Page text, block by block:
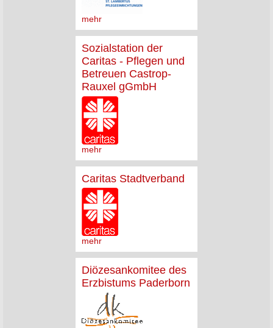
mehr
Sozialstation der
Caritas - Pflegen und
Betreuen Castrop-
Rauxel gGmbH
mehr
Caritas Stadtverband
mehr
Diözesankomitee des
Erzbistums Paderborn